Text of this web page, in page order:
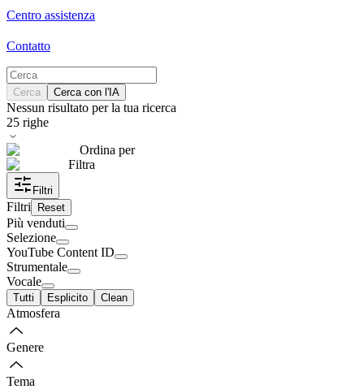
Centro assistenza
Contatto
Cerca Cerca con l'IA
Nessun risultato per la tua ricerca
25 righe
Ordina per
Filtra
Filtri
Filtri Reset
Più venduti
Selezione
YouTube Content ID
Strumentale
Vocale
Tutti Esplicito Clean
Atmosfera
Genere
Tema